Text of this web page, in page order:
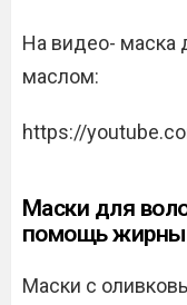
На видео- маска
маслом:
https://
Маски для
помощь
Маски с